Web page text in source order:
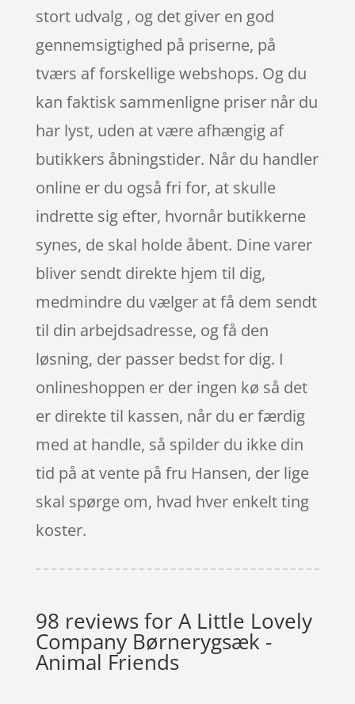
stort udvalg , og det giver en god
gennemsigtighed på priserne, på
tværs af forskellige webshops. Og du
kan faktisk sammenligne priser når du
har lyst, uden at være afhængig af
butikkers åbningstider. Når du handler
online er du også fri for, at skulle
indrette sig efter, hvornår butikkerne
synes, de skal holde åbent. Dine varer
bliver sendt direkte hjem til dig,
medmindre du vælger at få dem sendt
til din arbejdsadresse, og få den
løsning, der passer bedst for dig. I
onlineshoppen er der ingen kø så det
er direkte til kassen, når du er færdig
med at handle, så spilder du ikke din
tid på at vente på fru Hansen, der lige
skal spørge om, hvad hver enkelt ting
koster.
98 reviews forA Little Lovely
Company Børnerygsæk -
Animal Friends